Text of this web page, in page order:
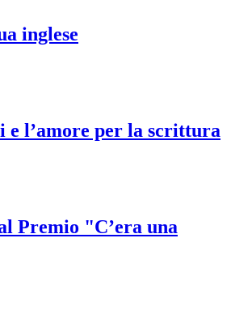
inglese
l’amore per la scrittura
Premio "C’era una